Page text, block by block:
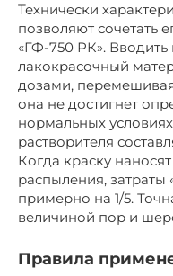
Технически
позволяют сочетать
«ГФ-750 РК».
лакокрасочный
дозами,
она не достигнет
нормальных
растворителя
Когда краску
распыления,
примерно на 1/5.
величиной пор и
Правила